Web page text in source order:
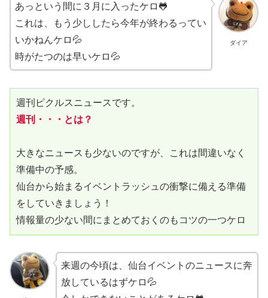
ダイア
あっという間に３月に入ったケロ🐸
これは、もう少ししたら今年が終わるってい
いかねんケロ💦
時がたつのは早いケロ💦
週刊ピクルスニュースです。
週刊・・・とは？
大きなニュースも少ないのですが、これは間違いなく
準備中の予感。
仙台から始まるイベントラッシュの衝撃に備える準備
をしていきましょう！
情報量の少ない間にまとめておくのもコツの一つケロ
来週の今頃は、仙台イベントのニュースに奔
放しているはずケロ💦